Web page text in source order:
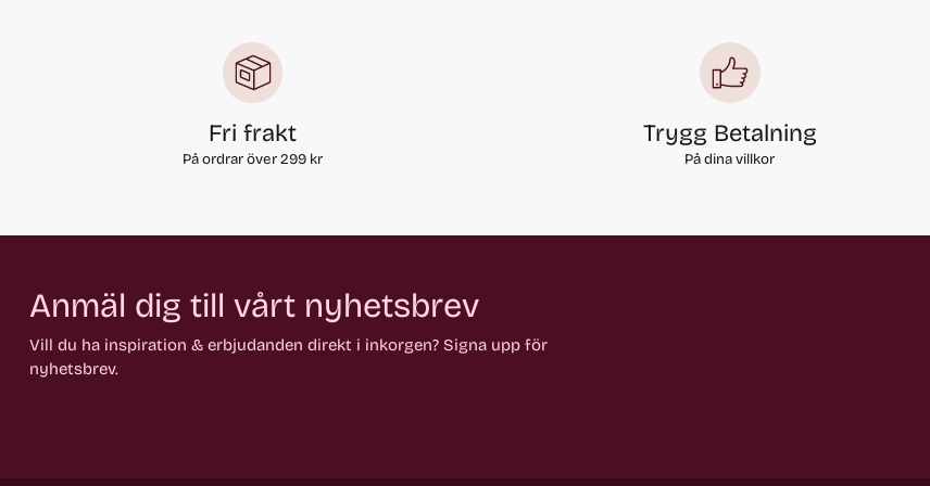
Fri frakt
På ordrar över 299 kr
Trygg Betalning
På dina villkor
Anmäl dig till vårt nyhetsbrev
Vill du ha inspiration & erbjudanden direkt i inkorgen? Signa upp för
nyhetsbrev.